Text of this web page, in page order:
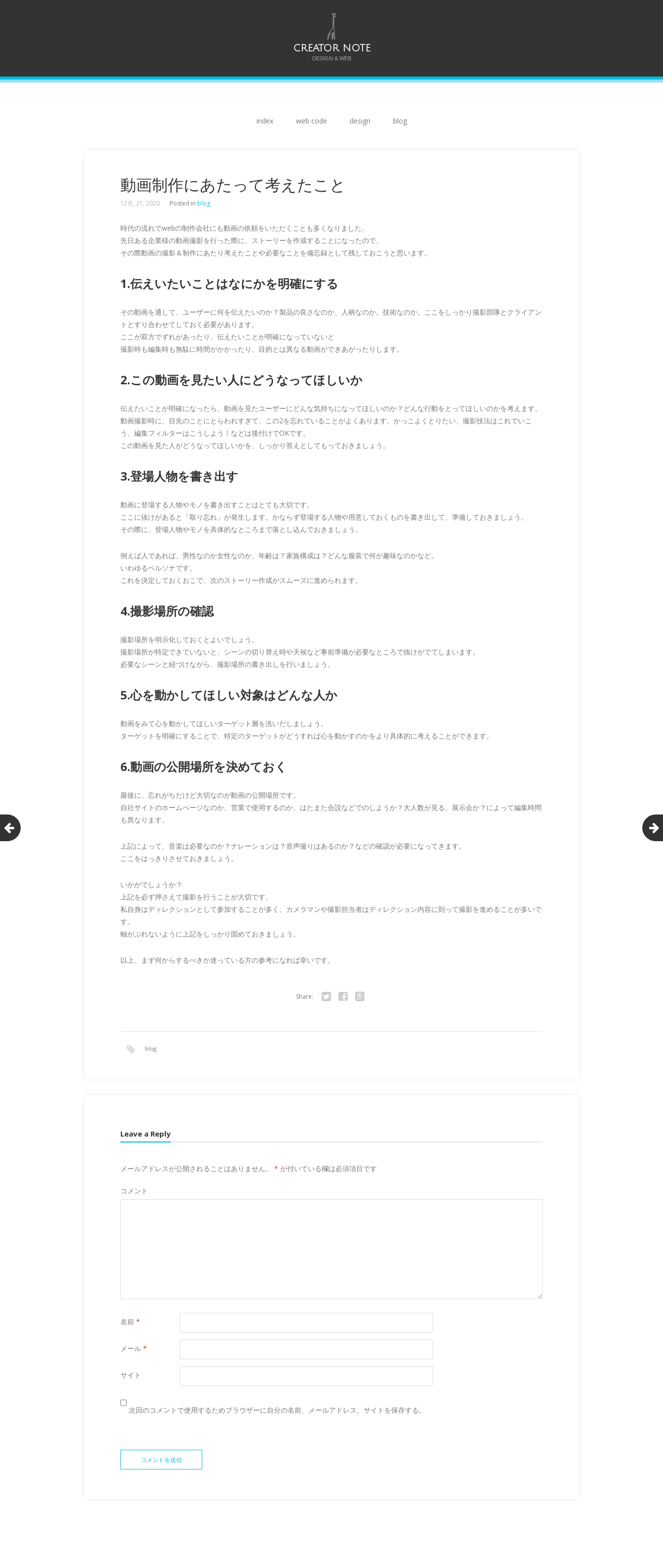
CREATOR NOTE
DESIGN & WEB
index web code design blog
動画制作にあたって考えたこと
12月, 21, 2020 Posted in blog
時代の流れでwebの制作会社にも動画の依頼をいただくことも多くなりました。
先日ある企業様の動画撮影を行った際に、ストーリーを作成することになったので、
その際動画の撮影＆制作にあたり考えたことや必要なことを備忘録として残しておこうと思います。
1.伝えいたいことはなにかを明確にする
その動画を通して、ユーザーに何を伝えたいのか？製品の良さなのか、人柄なのか。技術なのか。ここをしっかり撮影部隊とクライアン
トとすり合わせてしておく必要があります。
ここが双方でずれがあったり、伝えたいことが明確になっていないと
撮影時も編集時も無駄に時間がかかったり、目的とは異なる動画ができあがったりします。
2.この動画を見たい人にどうなってほしいか
伝えたいことが明確になったら、動画を見たユーザーにどんな気持ちになってほしいのか？どんな行動をとってほしいのかを考えます。
動画撮影時に、目先のことにとらわれすぎて、この2を忘れていることがよくあります。かっこよくとりたい、撮影技法はこれでいこ
う、編集フィルターはこうしよう！などは後付けでOKです。
この動画を見た人がどうなってほしいかを、しっかり答えとしてもっておきましょう。
3.登場人物を書き出す
動画に登場する人物やモノを書き出すことはとても大切です。
ここに抜けがあると「取り忘れ」が発生します。かならず登場する人物や用意しておくものを書き出して、準備しておきましょう。
その際に、登場人物やモノを具体的なところまで落とし込んでおきましょう。
例えば人であれば、男性なのか女性なのか、年齢は？家族構成は？どんな服装で何が趣味なのかなど。
いわゆるペルソナです。
これを決定しておくおこで、次のストーリー作成がスムーズに進められます。
4.撮影場所の確認
撮影場所を明示化しておくとよいでしょう。
撮影場所が特定できていないと、シーンの切り替え時や天候など事前準備が必要なところで抜けがでてしまいます。
必要なシーンと紐づけながら、撮影場所の書き出しを行いましょう。
5.心を動かしてほしい対象はどんな人か
動画をみて心を動かしてほしいターゲット層を洗いだしましょう。
ターゲットを明確にすることで、特定のターゲットがどうすれば心を動かすのかをより具体的に考えることができます。
6.動画の公開場所を決めておく
最後に、忘れがちだけど大切なのが動画の公開場所です。
自社サイトのホームぺージなのか、営業で使用するのか、はたまた合説などでのしようか？大人数が見る、展示会か？によって編集時間
も異なります。
上記によって、音楽は必要なのか？ナレーションは？音声撮りはあるのか？などの確認が必要になってきます。
ここをはっきりさせておきましょう。
いかがでしょうか？
上記を必ず押さえて撮影を行うことが大切です。
私自身はディレクションとして参加することが多く、カメラマンや撮影担当者はディレクション内容に則って撮影を進めることが多いで
す。
軸がぶれないように上記をしっかり固めておきましょう。
以上、まず何からするべきか迷っている方の参考になれば幸いです。
Share:
blog
Leave a Reply
メールアドレスが公開されることはありません。 * が付いている欄は必須項目です
コメント
名前 *
メール *
サイト
次回のコメントで使用するためブラウザーに自分の名前、メールアドレス、サイトを保存する。